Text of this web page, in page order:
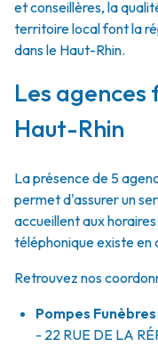
et conseillères, la
territoire local font la
dans le Haut-Rhin.
Les agences
Haut-Rhin
La présence de 5
permet d'assurer un
accueillent aux
téléphonique existe en
Retrouvez nos
Pompes
- 22 RUE DE LA